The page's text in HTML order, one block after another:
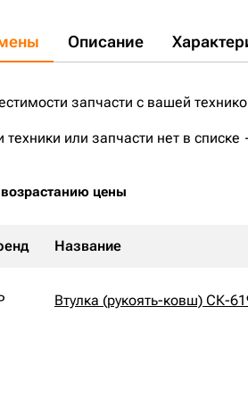
Описание
запчасти с вашей
или запчасти нет в списке
цены
Название
Втулка (рукоять-ковш) СК-